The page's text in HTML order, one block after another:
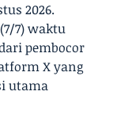
2026.
7) waktu
pembocor
X yang
utama